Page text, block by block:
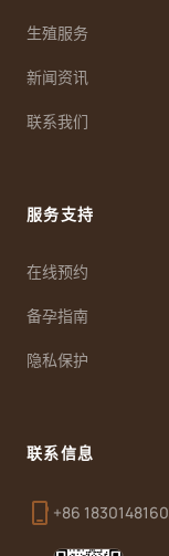
生殖服务
新闻资讯
联系我们
服务支持
在线预约
备孕指南
隐私保护
联系信息
phone_iphone +86